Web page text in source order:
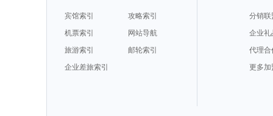
宾馆索引
攻略索引
机票索引
网站导航
旅游索引
邮轮索引
企业差旅索引
分销联
企业礼
代理合
更多加